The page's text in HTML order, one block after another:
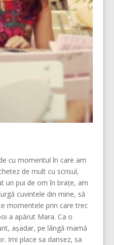
cu momentul în care am
de mult cu scrisul,
un pui de om în brațe, am
cuvintele din mine, să
momentele prin care trec
a apărut Mara. Ca o
așadar, pe lângă mamă
Imi place sa dansez, sa